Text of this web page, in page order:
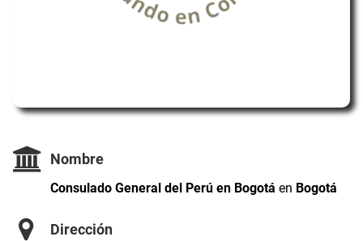
Nombre
Consulado General del Perú en Bogotá en Bogotá
Dirección